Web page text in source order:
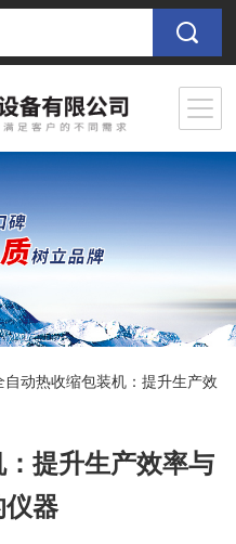
自动热收缩包装机：提升生产效
提升生产效率与
仪器